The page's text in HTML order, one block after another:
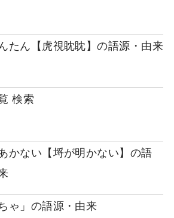
たん【虎視眈眈】の語源・由来
検索
かない【埒が明かない】の語
ゃ」の語源・由来